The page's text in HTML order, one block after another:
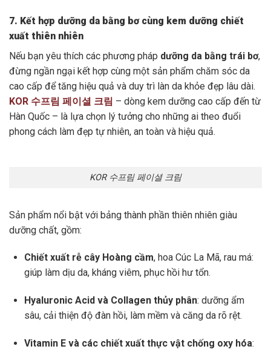
7. Kết hợp dưỡng da bằng bơ cùng kem dưỡng chiết
xuất thiên nhiên
Nếu bạn yêu thích các phương pháp dưỡng da bằng trái bơ,
đừng ngần ngại kết hợp cùng một sản phẩm chăm sóc da
cao cấp để tăng hiệu quả và duy trì làn da khỏe đẹp lâu dài.
KOR 수프림 페이셜 크림 – dòng kem dưỡng cao cấp đến từ
Hàn Quốc – là lựa chọn lý tưởng cho những ai theo đuổi
phong cách làm đẹp tự nhiên, an toàn và hiệu quả.
KOR 수프림 페이셜 크림
Sản phẩm nổi bật với bảng thành phần thiên nhiên giàu
dưỡng chất, gồm:
Chiết xuất rễ cây Hoàng cầm, hoa Cúc La Mã, rau má:
giúp làm dịu da, kháng viêm, phục hồi hư tổn.
Hyaluronic Acid và Collagen thủy phân: dưỡng ẩm
sâu, cải thiện độ đàn hồi, làm mềm và căng da rõ rệt.
Vitamin E và các chiết xuất thực vật chống oxy hóa: